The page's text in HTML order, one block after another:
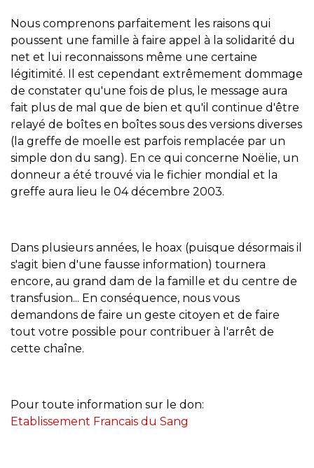
Nous comprenons parfaitement les raisons qui
poussent une famille à faire appel à la solidarité du
net et lui reconnaissons même une certaine
légitimité. Il est cependant extrêmement dommage
de constater qu'une fois de plus, le message aura
fait plus de mal que de bien et qu'il continue d'être
relayé de boîtes en boîtes sous des versions diverses
(la greffe de moelle est parfois remplacée par un
simple don du sang). En ce qui concerne Noëlie, un
donneur a été trouvé via le fichier mondial et la
greffe aura lieu le 04 décembre 2003.
Dans plusieurs années, le hoax (puisque désormais il
s'agit bien d'une fausse information) tournera
encore, au grand dam de la famille et du centre de
transfusion... En conséquence, nous vous
demandons de faire un geste citoyen et de faire
tout votre possible pour contribuer à l'arrêt de
cette chaîne.
Pour toute information sur le don:
Etablissement Francais du Sang